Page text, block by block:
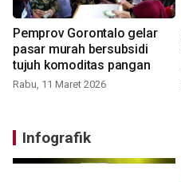
Pemprov Gorontalo gelar
pasar murah bersubsidi
tujuh komoditas pangan
Rabu, 11 Maret 2026
Infografik